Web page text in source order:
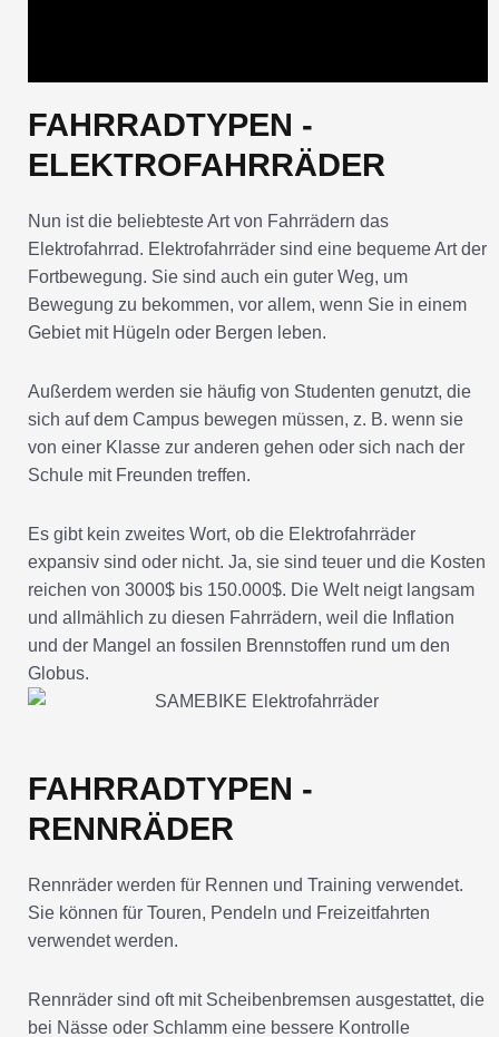
FAHRRADTYPEN -
ELEKTROFAHRRÄDER
Nun ist die beliebteste Art von Fahrrädern das
Elektrofahrrad. Elektrofahrräder sind eine bequeme Art der
Fortbewegung. Sie sind auch ein guter Weg, um
Bewegung zu bekommen, vor allem, wenn Sie in einem
Gebiet mit Hügeln oder Bergen leben.
Außerdem werden sie häufig von Studenten genutzt, die
sich auf dem Campus bewegen müssen, z. B. wenn sie
von einer Klasse zur anderen gehen oder sich nach der
Schule mit Freunden treffen.
Es gibt kein zweites Wort, ob die Elektrofahrräder
expansiv sind oder nicht. Ja, sie sind teuer und die Kosten
reichen von 3000$ bis 150.000$. Die Welt neigt langsam
und allmählich zu diesen Fahrrädern, weil die Inflation
und der Mangel an fossilen Brennstoffen rund um den
Globus.
FAHRRADTYPEN -
RENNRÄDER
Rennräder werden für Rennen und Training verwendet.
Sie können für Touren, Pendeln und Freizeitfahrten
verwendet werden.
Rennräder sind oft mit Scheibenbremsen ausgestattet, die
bei Nässe oder Schlamm eine bessere Kontrolle